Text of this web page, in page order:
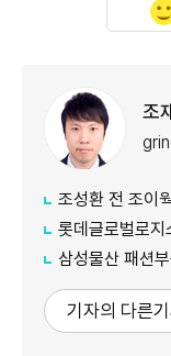
조
조성환 전 조이웍스
롯데글로벌로지스,
삼성물산 패션부
기자의 다른